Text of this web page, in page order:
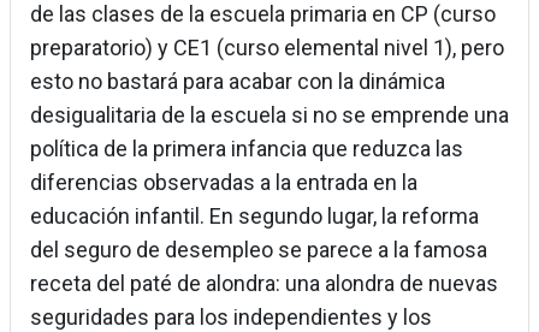
de las clases de la escuela primaria en CP (curso
preparatorio) y CE1 (curso elemental nivel 1), pero
esto no bastará para acabar con la dinámica
desigualitaria de la escuela si no se emprende una
política de la primera infancia que reduzca las
diferencias observadas a la entrada en la
educación infantil. En segundo lugar, la reforma
del seguro de desempleo se parece a la famosa
receta del paté de alondra: una alondra de nuevas
seguridades para los independientes y los